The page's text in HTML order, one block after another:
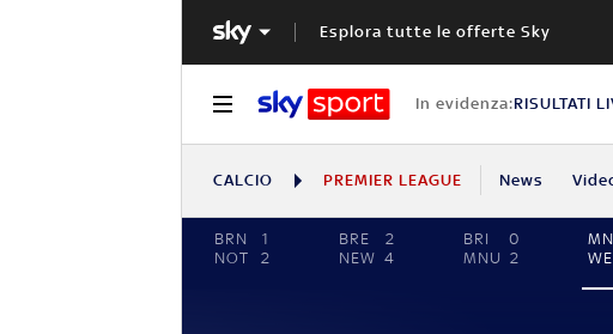
Esplora tutte le offerte Sky
In evidenza:RISULTATI
CALCIO PREMIER LEAGUE News
BRN
1
NOT
2
BRE
2
NEW 4
BRI
0
MNU 2